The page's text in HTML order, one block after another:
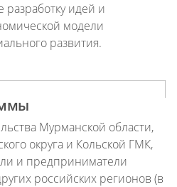
разработку идей и
модели
развития.
Мурманской области,
округа и Кольской ГМК,
и предприниматели
российских регионов (в